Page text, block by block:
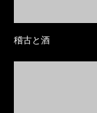
稽古と酒